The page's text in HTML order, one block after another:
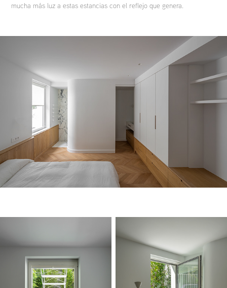
mucha más luz a estas estancias con el reflejo que genera.